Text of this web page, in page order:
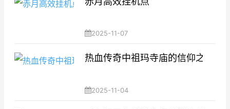
2025-11-07
热血传奇中祖玛寺庙的信仰之源：
2025-11-04